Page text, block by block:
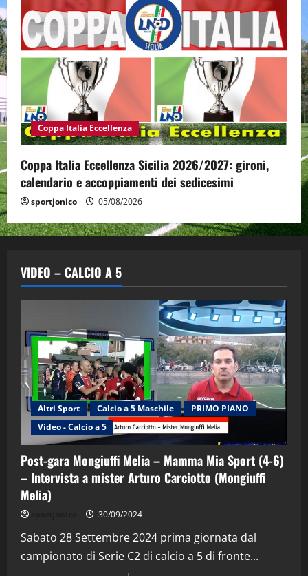
Coppa Italia Eccellenza
Coppa Italia Eccellenza Sicilia 2026/2027: gironi,
calendario e accoppiamenti dei sedicesimi
sportjonico 05/08/2026
VIDEO – CALCIO A 5
Altri Sport Calcio a 5 Maschile
PRIMO PIANO
Video - Calcio a 5
Post-gara Mongiuffi Melia – Mamma Mia Sport (4-6)
– Intervista a mister Arturo Carciotto (Mongiuffi
Melia)
30/09/2024
Sabato 28 Settembre 2024 prima giornata dal
campionato di Serie C2 di calcio a 5 di fronte...
2
“SportEmpire” in Podcast: 29^ Puntata
(Martedi 28 Aprile 2026)
28/04/2026